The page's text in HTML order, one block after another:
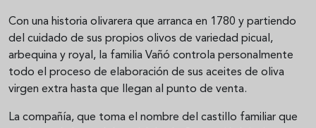
Con una historia olivarera que arranca en 1780 y partiendo
del cuidado de sus propios olivos de variedad picual,
arbequina y royal, la familia Vañó controla personalmente
todo el proceso de elaboración de sus aceites de oliva
virgen extra hasta que llegan al punto de venta.
La compañía, que toma el nombre del castillo familiar que